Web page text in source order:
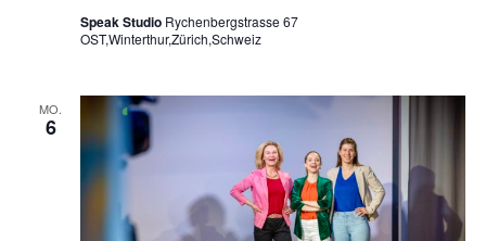
Speak Studio Rychenbergstrasse 67
OST,Winterthur,Zürich,Schweiz
MO.
6